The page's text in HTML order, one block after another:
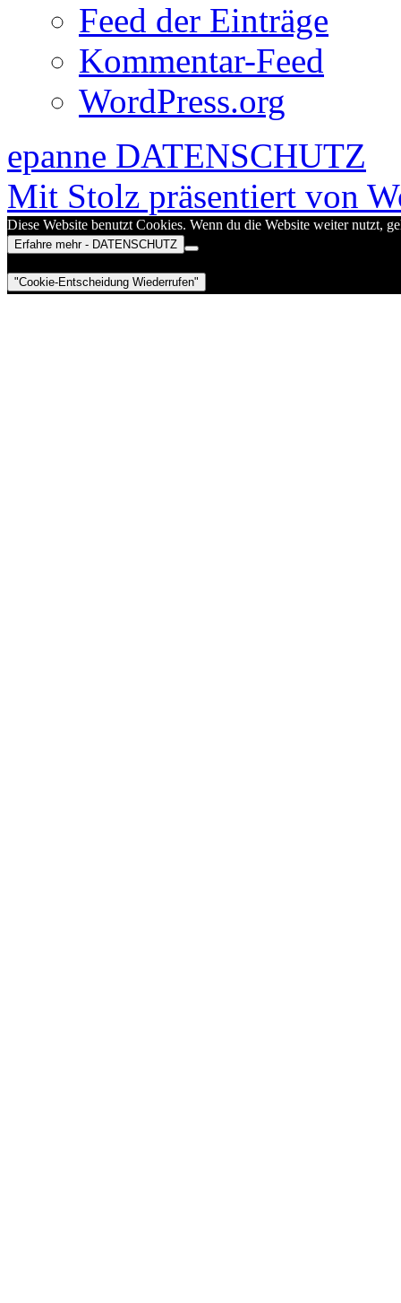
Feed der Einträge
Kommentar-Feed
WordPress.org
epanne DATENSCHUTZ
Mit Stolz präsentiert von
Diese Website benutzt Cookies. Wenn du die Website weiter nutzt,
Erfahre mehr - DATENSCHUTZ
"Cookie-Entscheidung Wiederrufen"